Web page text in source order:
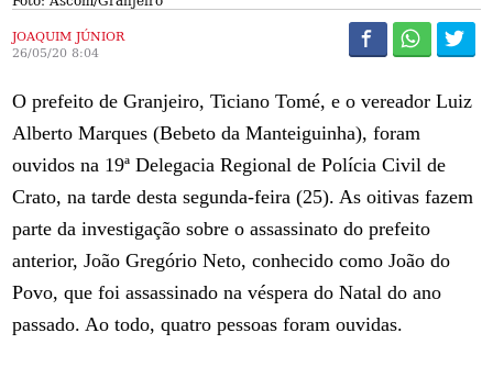
JOAQUIM JÚNIOR
26/05/20 8:04
O prefeito de Granjeiro, Ticiano Tomé, e o vereador Luiz
Alberto Marques (Bebeto da Manteiguinha), foram
ouvidos na 19ª Delegacia Regional de Polícia Civil de
Crato, na tarde desta segunda-feira (25). As oitivas fazem
parte da investigação sobre o assassinato do prefeito
anterior, João Gregório Neto, conhecido como João do
Povo, que foi assassinado na véspera do Natal do ano
passado. Ao todo, quatro pessoas foram ouvidas.